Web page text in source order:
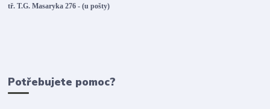
tř. T.G. Masaryka 276 - (u pošty)
Potřebujete pomoc?